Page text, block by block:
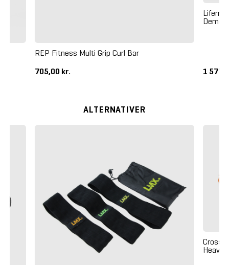
REP Fitness Multi Grip Curl Bar
705,00 kr.
Demo
1
ALTERNATIVER
Heavy